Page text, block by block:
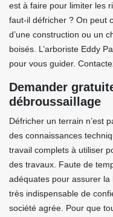
est à faire pour limiter les
faut-il défricher ? On peut
d’une construction ou un
boisés. L’arboriste Eddy
pour vous guider.
Demander
débroussaillage
Défricher un terrain n’est
des connaissances
travail complets à utiliser
des travaux. Faute de
adéquates pour assurer
très indispensable de
société agrée. Pour que